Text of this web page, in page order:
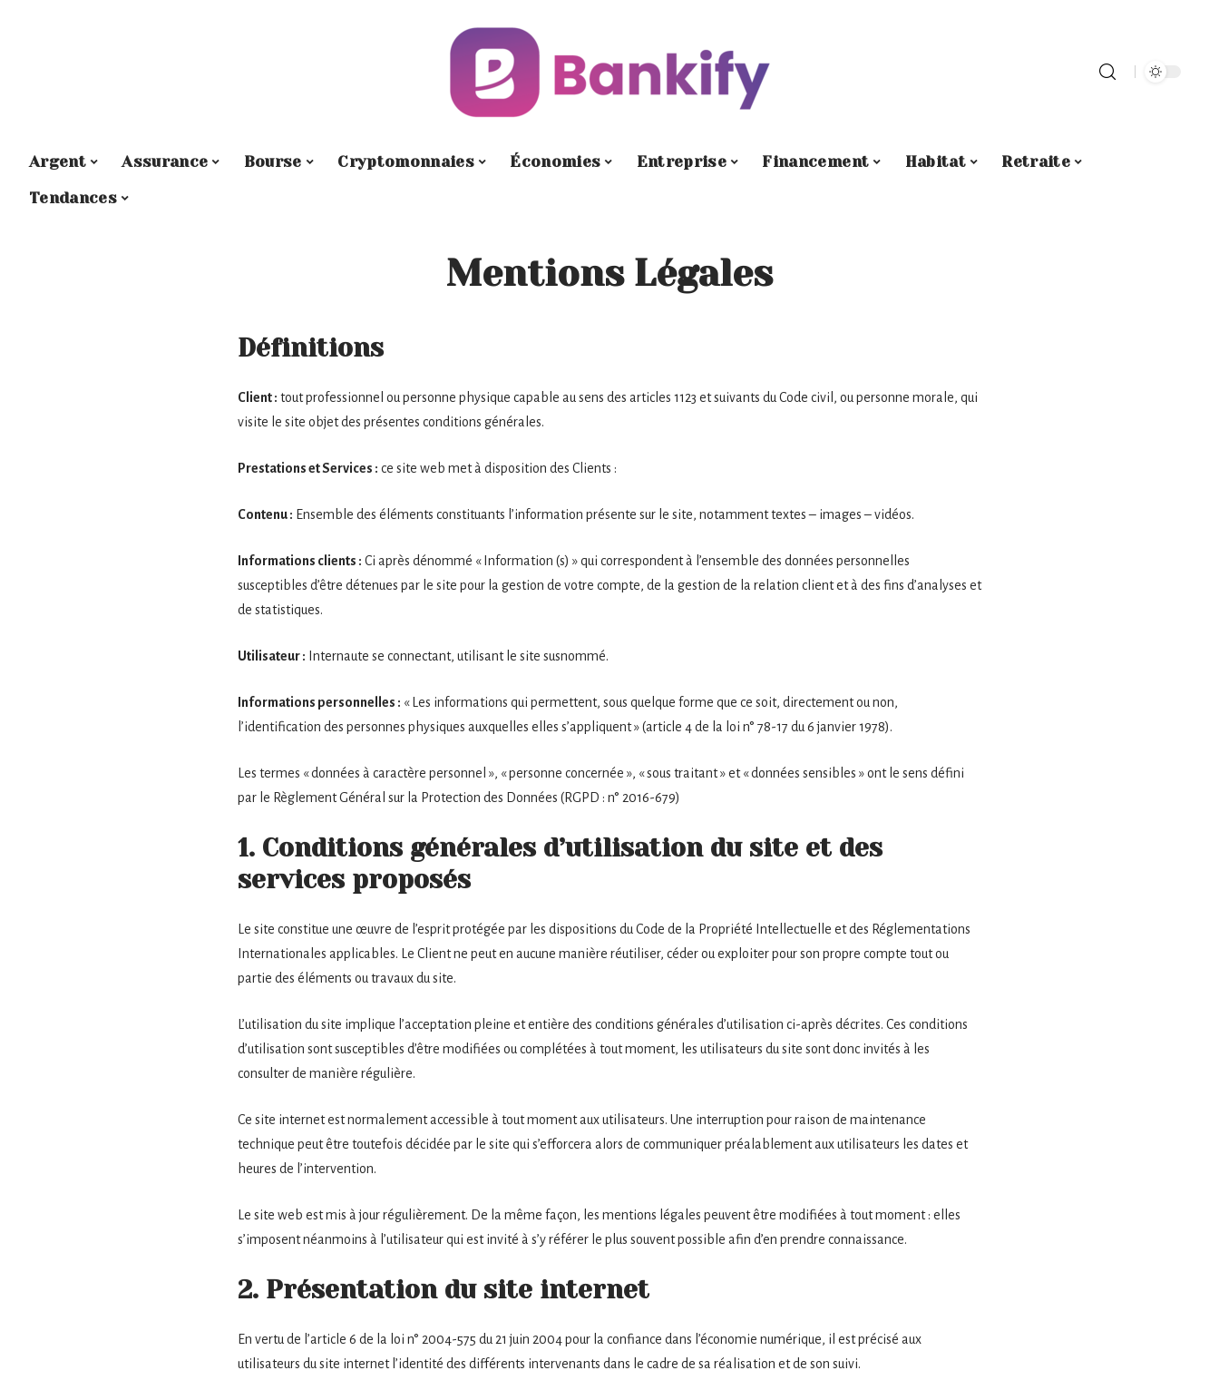
Argent Assurance Bourse Cryptomonnaies Économies Entreprise Financement Habitat
Retraite
Tendances
Mentions Légales
Définitions
Client : tout professionnel ou personne physique capable au sens des articles 1123 et suivants du Code civil, ou personne morale, qui
visite le site objet des présentes conditions générales.
Prestations et Services : ce site web met à disposition des Clients :
Contenu : Ensemble des éléments constituants l’information présente sur le site, notamment textes – images – vidéos.
Informations clients : Ci après dénommé « Information (s) » qui correspondent à l’ensemble des données personnelles
susceptibles d’être détenues par le site pour la gestion de votre compte, de la gestion de la relation client et à des fins d’analyses et
de statistiques.
Utilisateur : Internaute se connectant, utilisant le site susnommé.
Informations personnelles : « Les informations qui permettent, sous quelque forme que ce soit, directement ou non,
l’identification des personnes physiques auxquelles elles s’appliquent » (article 4 de la loi n° 78-17 du 6 janvier 1978).
Les termes « données à caractère personnel », « personne concernée », « sous traitant » et « données sensibles » ont le sens défini
par le Règlement Général sur la Protection des Données (RGPD : n° 2016-679)
1. Conditions générales d’utilisation du site et des
services proposés
Le site constitue une œuvre de l’esprit protégée par les dispositions du Code de la Propriété Intellectuelle et des Réglementations
Internationales applicables. Le Client ne peut en aucune manière réutiliser, céder ou exploiter pour son propre compte tout ou
partie des éléments ou travaux du site.
L’utilisation du site implique l’acceptation pleine et entière des conditions générales d’utilisation ci-après décrites. Ces conditions
d’utilisation sont susceptibles d’être modifiées ou complétées à tout moment, les utilisateurs du site sont donc invités à les
consulter de manière régulière.
Ce site internet est normalement accessible à tout moment aux utilisateurs. Une interruption pour raison de maintenance
technique peut être toutefois décidée par le site qui s’efforcera alors de communiquer préalablement aux utilisateurs les dates et
heures de l’intervention.
Le site web est mis à jour régulièrement. De la même façon, les mentions légales peuvent être modifiées à tout moment : elles
s’imposent néanmoins à l’utilisateur qui est invité à s’y référer le plus souvent possible afin d’en prendre connaissance.
2. Présentation du site internet
En vertu de l’article 6 de la loi n° 2004-575 du 21 juin 2004 pour la confiance dans l’économie numérique, il est précisé aux
utilisateurs du site internet l’identité des différents intervenants dans le cadre de sa réalisation et de son suivi.